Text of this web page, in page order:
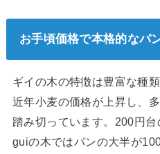
お手頃価格で本格的なパ
ギイの木の特徴は豊富な種
近年小麦の価格が上昇し、
踏み切っています。200円台
guiの木ではパンの大半が